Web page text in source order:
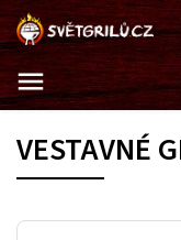
VESTAVNÉ